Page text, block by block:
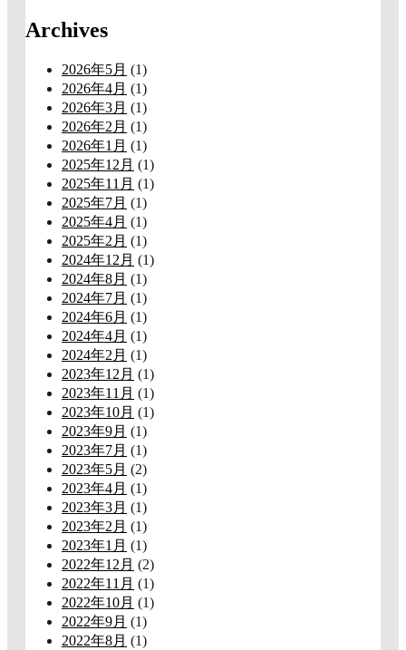
Archives
2026年5月 (1)
2026年4月 (1)
2026年3月 (1)
2026年2月 (1)
2026年1月 (1)
2025年12月 (1)
2025年11月 (1)
2025年7月 (1)
2025年4月 (1)
2025年2月 (1)
2024年12月 (1)
2024年8月 (1)
2024年7月 (1)
2024年6月 (1)
2024年4月 (1)
2024年2月 (1)
2023年12月 (1)
2023年11月 (1)
2023年10月 (1)
2023年9月 (1)
2023年7月 (1)
2023年5月 (2)
2023年4月 (1)
2023年3月 (1)
2023年2月 (1)
2023年1月 (1)
2022年12月 (2)
2022年11月 (1)
2022年10月 (1)
2022年9月 (1)
2022年8月 (1)